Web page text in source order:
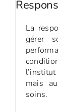
La
gérer
mais
soins.